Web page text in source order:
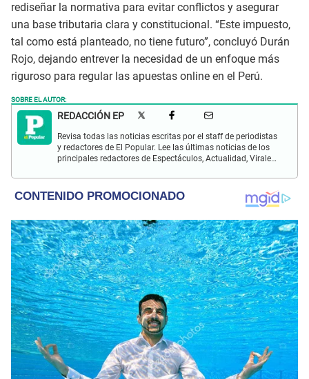
rediseñar la normativa para evitar conflictos y asegurar
una base tributaria clara y constitucional. “Este impuesto,
tal como está planteado, no tiene futuro”, concluyó Durán
Rojo, dejando entrever la necesidad de un enfoque más
riguroso para regular las apuestas online en el Perú.
SOBRE EL AUTOR:
REDACCIÓN EP
Revisa todas las noticias escritas por el staff de periodistas
y redactores de El Popular. Lee las últimas noticias de los
principales redactores de Espectáculos, Actualidad, Virales,